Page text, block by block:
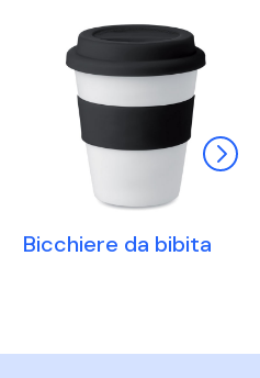
Bicchiere da bibita